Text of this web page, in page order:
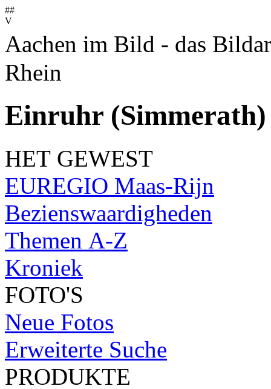
##
V
Aachen im Bild - das
Rhein
Einruhr (Simmerath)
HET GEWEST
EUREGIO Maas-Rijn
Bezienswaardigheden
Themen A-Z
Kroniek
FOTO'S
Neue Fotos
Erweiterte Suche
PRODUKTE